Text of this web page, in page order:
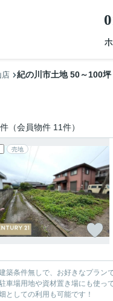
店 紀の川市土地 50～100坪
件（会員物件 11件）
売地
築条件無しで、お好きなプラン
車場用地や資材置き場にも使っ
としての利用も可能です！